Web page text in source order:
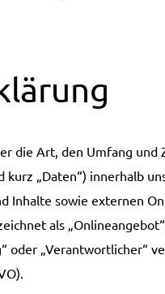
die Art, den Umfang und
„Daten“) innerhalb
Inhalte sowie externen
als
oder „Verantwortlicher“